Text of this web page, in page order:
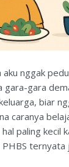
aku nggak
gara-gara
biar
caranya
paling kecil